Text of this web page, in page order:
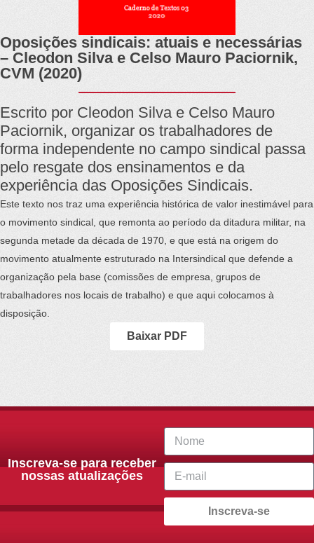
Oposições sindicais: atuais e necessárias
– Cleodon Silva e Celso Mauro Paciornik,
CVM (2020)
Escrito por Cleodon Silva e Celso Mauro
Paciornik, organizar os trabalhadores de
forma independente no campo sindical passa
pelo resgate dos ensinamentos e da
experiência das Oposições Sindicais.
Este texto nos traz uma experiência histórica de valor inestimável para
o movimento sindical, que remonta ao período da ditadura militar, na
segunda metade da década de 1970, e que está na origem do
movimento atualmente estruturado na Intersindical que defende a
organização pela base (comissões de empresa, grupos de
trabalhadores nos locais de trabalho) e que aqui colocamos à
disposição.
Baixar PDF
Inscreva-se para receber
nossas atualizações
Inscreva-se